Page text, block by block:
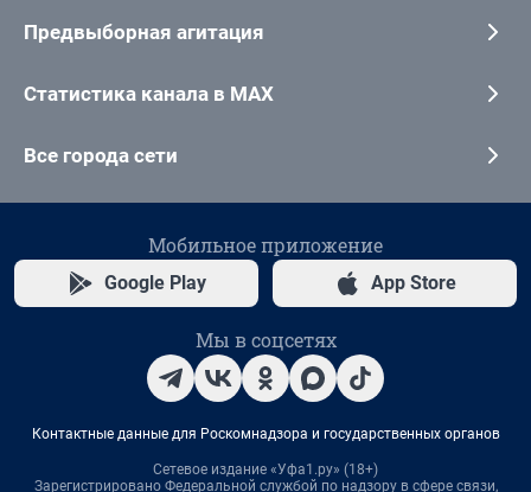
Предвыборная агитация
Статистика канала в MAX
Все города сети
Мобильное приложение
Google Play App Store
Мы в соцсетях
Контактные данные для Роскомнадзора и государственных органов
Сетевое издание «Уфа1.ру» (18+)
Зарегистрировано Федеральной службой по надзору в сфере связи,